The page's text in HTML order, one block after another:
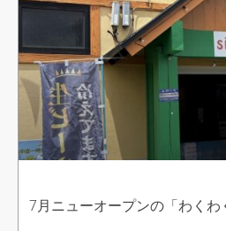
7月ニューオープンの「わくわ